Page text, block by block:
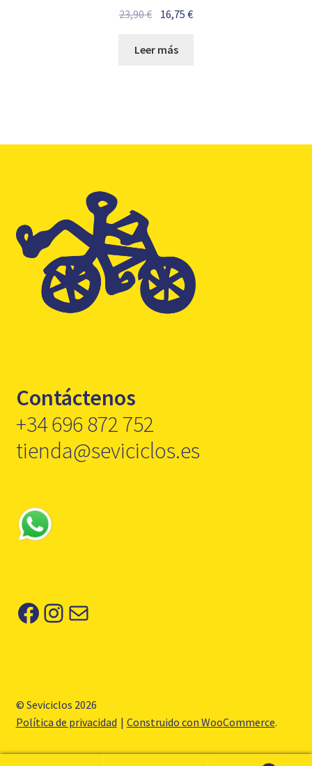
23,90€ El
original
16,75€El
Leer más
Contáctenos
+34 696 872 752
tienda@seviciclos.es
Facebook
Instagram
Correo electrónico
© Seviciclos 2026
Política de privacidad
Construido con WooCommerce.